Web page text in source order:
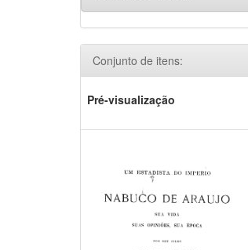
Conjunto de itens:
Pré-visualização